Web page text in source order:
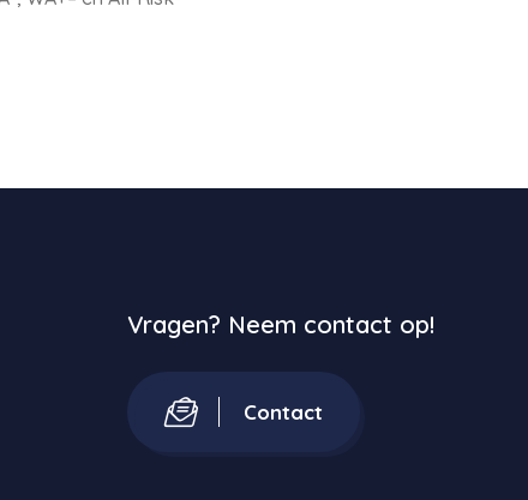
Vragen? Neem contact op!
Contact